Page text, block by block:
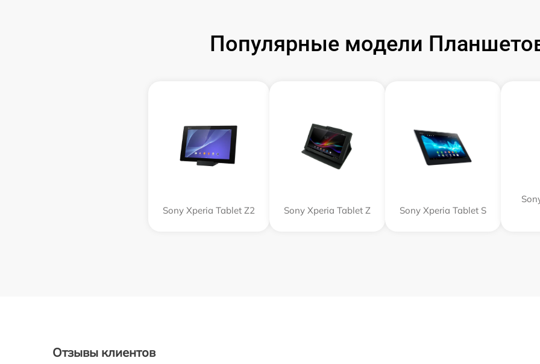
Популярные модели
Sony Xperia Tablet Z2 Sony Xperia Tablet Z Sony Xperia Tablet S
Отзывы клиентов